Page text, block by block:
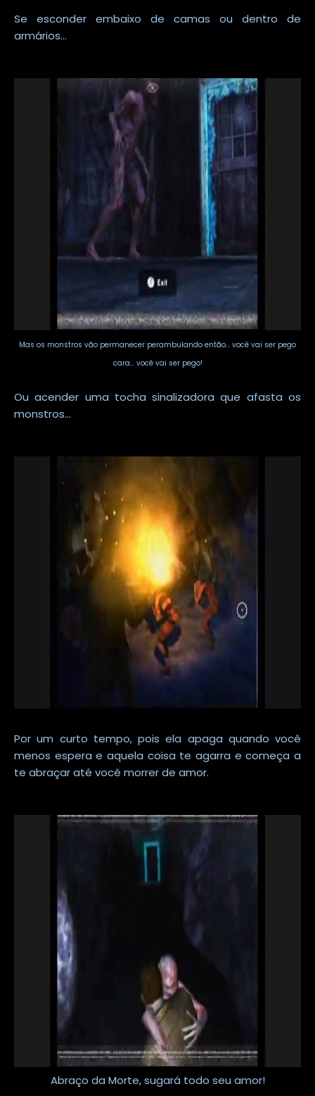
Se esconder embaixo de camas ou dentro de
armários...
Mas os monstros vão permanecer perambulando então... você vai ser pego
cara... você vai ser pego!
Ou acender uma tocha sinalizadora que afasta os
monstros...
Por um curto tempo, pois ela apaga quando você
menos espera e aquela coisa te agarra e começa a
te abraçar até você morrer de amor.
Abraço da Morte, sugará todo seu amor!